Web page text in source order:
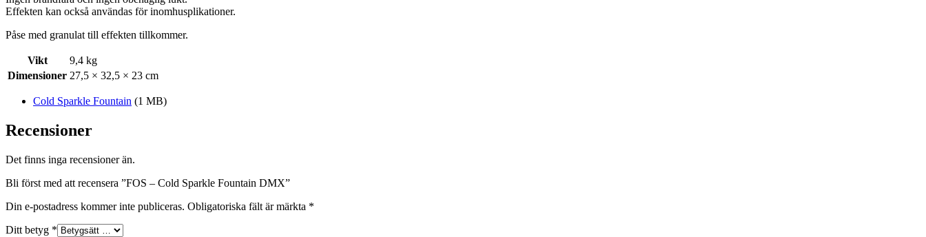
Effekten kan också användas för inomhusplikationer.
Påse med granulat till effekten tillkommer.
Vikt
9,4 kg
Dimensioner 27,5 × 32,5 × 23 cm
Cold Sparkle Fountain (1 MB)
Recensioner
Det finns inga recensioner än.
Bli först med att recensera ”FOS – Cold Sparkle Fountain DMX”
Din e-postadress kommer inte publiceras. Obligatoriska fält är märkta *
Ditt betyg *